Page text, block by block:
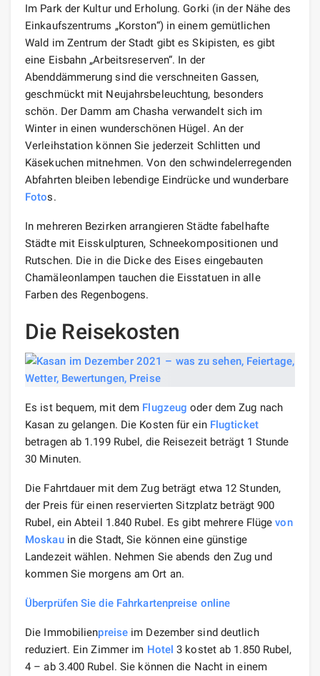
Im Park der Kultur und Erholung. Gorki (in der Nähe des
Einkaufszentrums „Korston“) in einem gemütlichen
Wald im Zentrum der Stadt gibt es Skipisten, es gibt
eine Eisbahn „Arbeitsreserven“. In der
Abenddämmerung sind die verschneiten Gassen,
geschmückt mit Neujahrsbeleuchtung, besonders
schön. Der Damm am Chasha verwandelt sich im
Winter in einen wunderschönen Hügel. An der
Verleihstation können Sie jederzeit Schlitten und
Käsekuchen mitnehmen. Von den schwindelerregenden
Abfahrten bleiben lebendige Eindrücke und wunderbare
Fotos.
In mehreren Bezirken arrangieren Städte fabelhafte
Städte mit Eisskulpturen, Schneekompositionen und
Rutschen. Die in die Dicke des Eises eingebauten
Chamäleonlampen tauchen die Eisstatuen in alle
Farben des Regenbogens.
Die Reisekosten
Es ist bequem, mit dem Flugzeug oder dem Zug nach
Kasan zu gelangen. Die Kosten für ein Flugticket
betragen ab 1.199 Rubel, die Reisezeit beträgt 1 Stunde
30 Minuten.
Die Fahrtdauer mit dem Zug beträgt etwa 12 Stunden,
der Preis für einen reservierten Sitzplatz beträgt 900
Rubel, ein Abteil 1.840 Rubel. Es gibt mehrere Flügevon
Moskauin die Stadt, Sie können eine günstige
Landezeit wählen. Nehmen Sie abends den Zug und
kommen Sie morgens am Ort an.
Überprüfen Sie die Fahrkartenpreise online
Die Immobilienpreise im Dezember sind deutlich
reduziert. Ein Zimmer im Hotel 3 kostet ab 1.850 Rubel,
4 – ab 3.400 Rubel. Sie können die Nacht in einem